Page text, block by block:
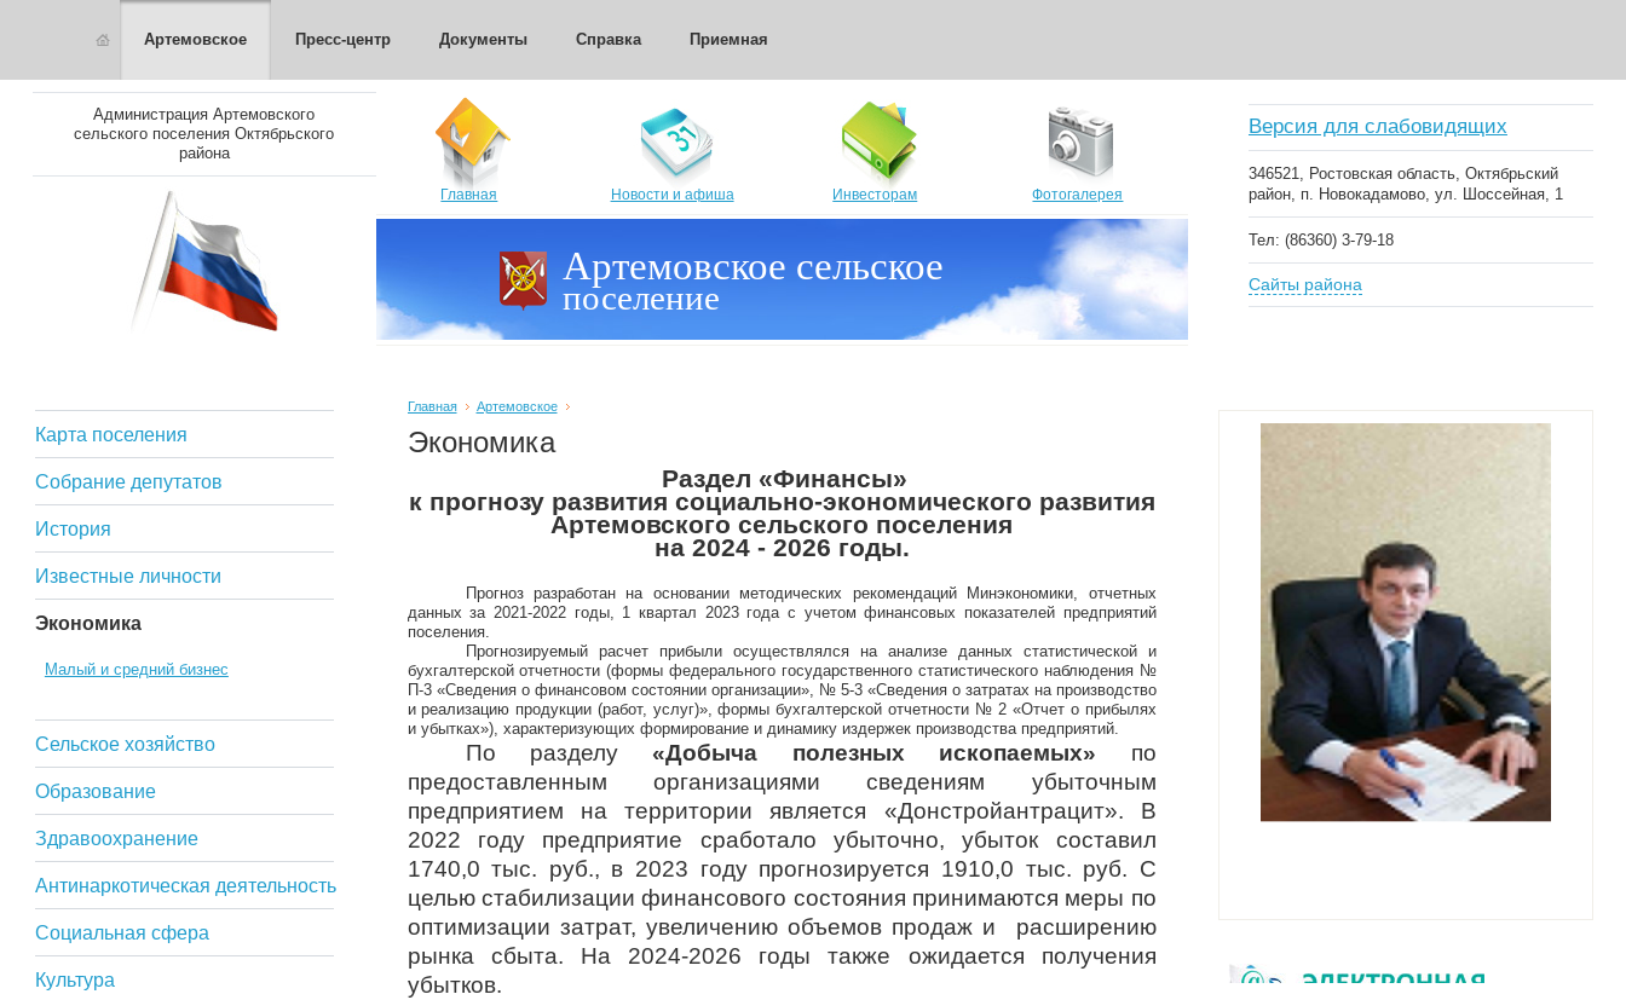
Артемовское Пресс-центр Документы Справка Приемная
Администрация Артемовского
сельского поселения Октябрьского
района
Главная Новости и афиша Инвесторам Фотогалерея
Артемовское сельское
поселение
Версия для слабовидящих
346521, Ростовская область, Октябрьский
район, п. Новокадамово, ул. Шоссейная, 1
Тел: (86360) 3-79-18
Сайты района
Карта поселения
Собрание депутатов
История
Известные личности
Экономика
Малый и средний бизнес
Сельское хозяйство
Образование
Здравоохранение
Антинаркотическая деятельность
Социальная сфера
Культура
Главная Артемовское
Экономика
Раздел «Финансы»
к прогнозу развития социально-экономического развития
Артемовского сельского поселения
на 2024 - 2026 годы.
Прогноз разработан на основании методических рекомендаций Минэкономики, отчетных
данных за 2021-2022 годы, 1 квартал 2023 года с учетом финансовых показателей предприятий
поселения.
Прогнозируемый расчет прибыли осуществлялся на анализе данных статистической и
бухгалтерской отчетности (формы федерального государственного статистического наблюдения №
П-3 «Сведения о финансовом состоянии организации», № 5-3 «Сведения о затратах на производство
и реализацию продукции (работ, услуг)», формы бухгалтерской отчетности № 2 «Отчет о прибылях
и убытках»), характеризующих формирование и динамику издержек производства предприятий.
По разделу«Добыча полезных ископаемых» по
предоставленным организациями сведениям убыточным
предприятием на территории является «Донстройантрацит». В
2022 году предприятие сработало убыточно, убыток составил
1740,0 тыс. руб., в 2023 году прогнозируется 1910,0 тыс. руб. С
целью стабилизации финансового состояния принимаются меры по
оптимизации затрат, увеличению объемов продаж и расширению
рынка сбыта. На 2024-2026 годы также ожидается получения
убытков.